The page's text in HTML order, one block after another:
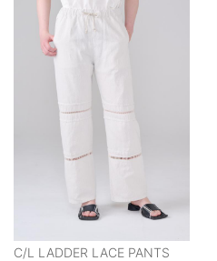
C/L LADDER LACE PANTS